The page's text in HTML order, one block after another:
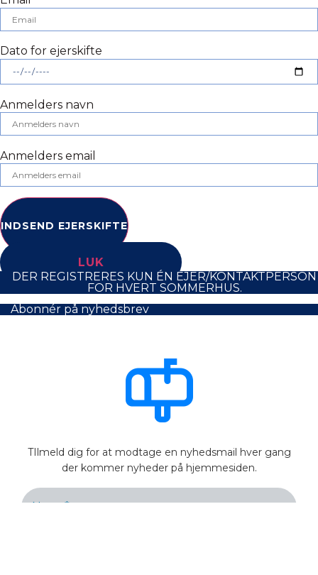
Dato for ejerskifte
Anmelders navn
Anmelders email
INDSEND EJERSKIFTE
LUK
DER REGISTRERES KUN ÉN EJER/KONTAKTPERSON
FOR HVERT SOMMERHUS.
Abonnér på nyhedsbrev
TIlmeld dig for at modtage en nyhedsmail hver gang
der kommer nyheder på hjemmesiden.